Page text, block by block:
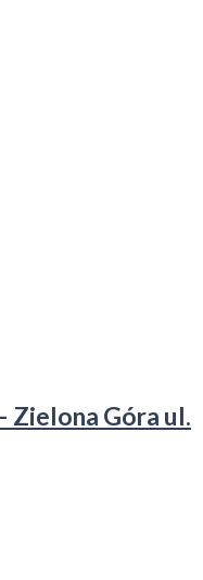
Zielona Góra ul.